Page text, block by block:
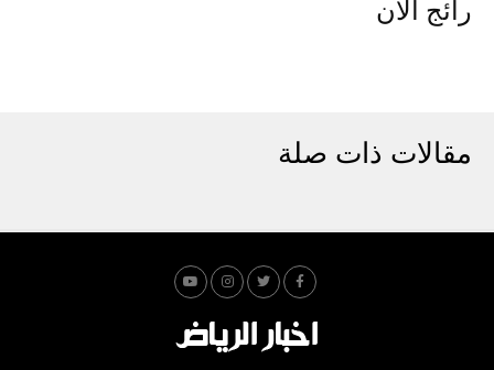
رائج الآن
مقالات ذات صلة